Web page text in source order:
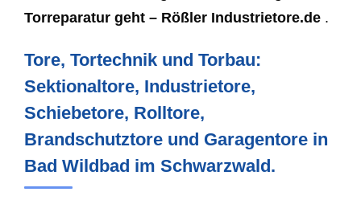
Torreparatur geht – Rößler Industrietore.de .
Tore, Tortechnik und Torbau:
Sektionaltore, Industrietore,
Schiebetore, Rolltore,
Brandschutztore und Garagentore in
Bad Wildbad im Schwarzwald.